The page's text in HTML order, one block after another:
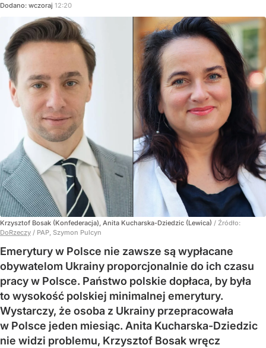
Dodano: wczoraj 12:20
Krzysztof Bosak (Konfederacja), Anita Kucharska-Dziedzic (Lewica) / Źródło:
DoRzeczy / PAP, Szymon Pulcyn
Emerytury w Polsce nie zawsze są wypłacane
obywatelom Ukrainy proporcjonalnie do ich czasu
pracy w Polsce. Państwo polskie dopłaca, by była
to wysokość polskiej minimalnej emerytury.
Wystarczy, że osoba z Ukrainy przepracowała
w Polsce jeden miesiąc. Anita Kucharska-Dziedzic
nie widzi problemu, Krzysztof Bosak wręcz